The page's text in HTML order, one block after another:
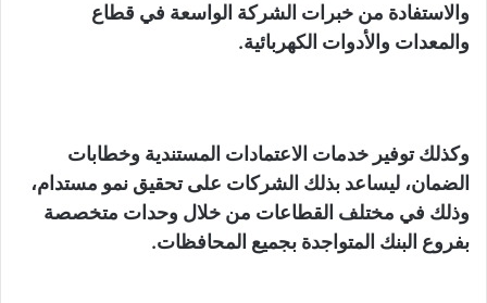
والاستفادة من خبرات الشركة الواسعة في قطاع
والمعدات والأدوات الكهربائية.
وكذلك توفير خدمات الاعتمادات المستندية وخطابات
الضمان، ليساعد بذلك الشركات على تحقيق نمو مستدام،
وذلك في مختلف القطاعات من خلال وحدات متخصصة
بفروع البنك المتواجدة بجميع المحافظات.